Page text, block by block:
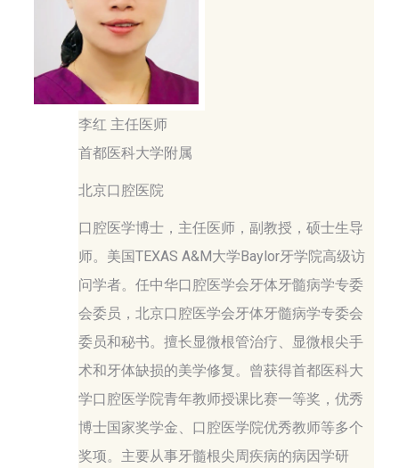
李红 主任医师
首都医科大学附属
北京口腔医院
口腔医学博士，主任医师，副教授，硕士生导
师。美国TEXAS A&M大学Baylor牙学院高级访
问学者。任中华口腔医学会牙体牙髓病学专委
会委员，北京口腔医学会牙体牙髓病学专委会
委员和秘书。擅长显微根管治疗、显微根尖手
术和牙体缺损的美学修复。曾获得首都医科大
学口腔医学院青年教师授课比赛一等奖，优秀
博士国家奖学金、口腔医学院优秀教师等多个
奖项。主要从事牙髓根尖周疾病的病因学研